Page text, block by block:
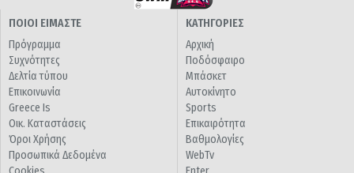
ΠΟΙΟΙ ΕΙΜΑΣΤΕ
Πρόγραμμα
Συχνότητες
Δελτία τύπου
Επικοινωνία
Greece Is
Οικ. Καταστάσεις
Όροι Χρήσης
Προσωπικά Δεδομένα
ΚΑΤΗΓΟΡΙΕΣ
Αρχική
Ποδόσφαιρο
Μπάσκετ
Αυτοκίνητο
Sports
Επικαιρότητα
Βαθμολογίες
WebTv